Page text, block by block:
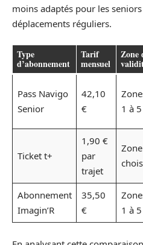
moins adaptés pour les
déplacements réguliers.
Type
d’abonnement
Tarif
mensuel
Zone
Pass Navigo
Senior
42,10
€
1 à 5
Ticket t+
1,90 €
par
trajet
Zone
Abonnement
Imagin’R
35,50
€
1 à 5